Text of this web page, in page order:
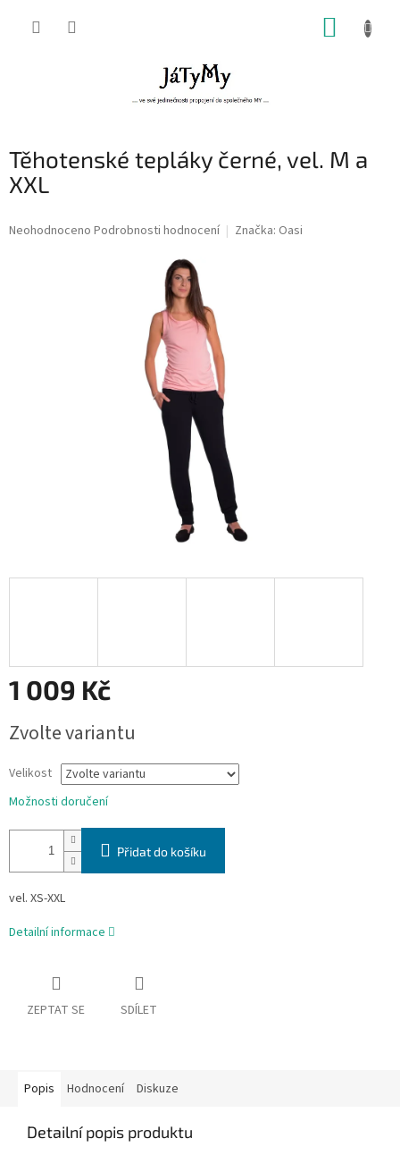
Těhotenské tepláky černé, vel. M a
XXL
Průměrné
Neohodnoceno Podrobnosti hodnocení Značka: Oasi
1 009 Kč
cena:
Zvolte variantu
Velikost
Možnosti doručení
Přidat do košíku
vel. XS-XXL
Detailní informace
ZEPTAT SE SDÍLET
Popis Hodnocení Diskuze
Detailní popis produktu